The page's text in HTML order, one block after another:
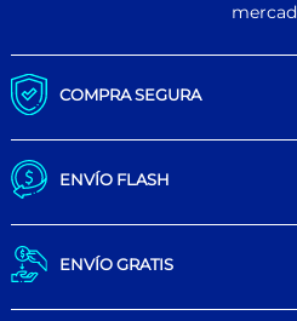
COMPRA SEGURA
ENVÍO FLASH
ENVÍO GRATIS